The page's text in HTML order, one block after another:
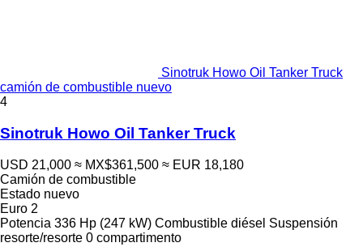
Sinotruk Howo Oil Tanker Truck
camión de combustible nuevo
4
Sinotruk Howo Oil Tanker Truck
USD 21,000 ≈ MX$361,500 ≈ EUR 18,180
Camión de combustible
Estado nuevo
Euro 2
Potencia 336 Hp (247 kW) Combustible diésel Suspensión
resorte/resorte 0 compartimento